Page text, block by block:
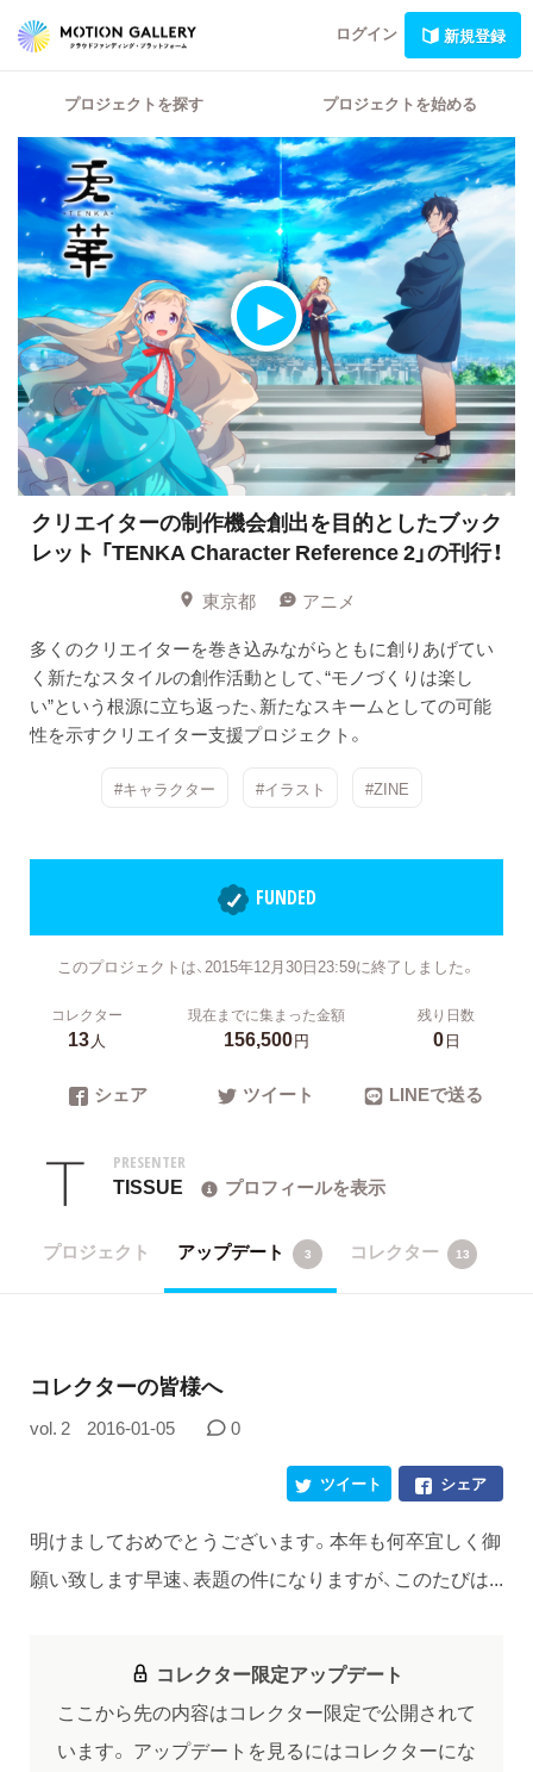
ログイン 新規登録
プロジェクトを探す プロジェクトを始める
クリエイターの制作機会創出を目的としたブック
レット 「TENKA Character Reference 2」の刊行！
東京都
アニメ
多くのクリエイターを巻き込みながらともに創りあげてい
く新たなスタイルの創作活動として、“モノづくりは楽し
い”という根源に立ち返った、新たなスキームとしての可能
性を示すクリエイター支援プロジェクト。
#キャラクター #イラスト #ZINE
FUNDED
このプロジェクトは、2015年12月30日23:59に終了しました。
コレクター
13人
現在までに集まった金額
156,500円
残り日数
0日
シェア ツイート LINEで送る
PRESENTER
TISSUE プロフィールを表示
プロジェクト アップデート 3 コレクター 13
コレクターの皆様へ
vol. 2 2016-01-05 0
シェア
ツイート
明けましておめでとうございます。本年も何卒宜しく御
願い致します早速、表題の件になりますが、このたびは...
コレクター限定アップデート
ここから先の内容はコレクター限定で公開されて
います。 アップデートを見るにはコレクターにな